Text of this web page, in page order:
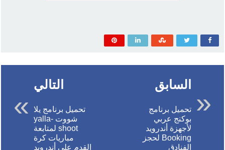
السابق
تحميل برنامج
بوكنج عربي
لأجهزة أندرويد
Booking لحجز
الفنادق
التالي
تحميل برنامج يلا
شووت yalla-
shoot لمتابعة
مباريات كرة
القدم على أندرويد